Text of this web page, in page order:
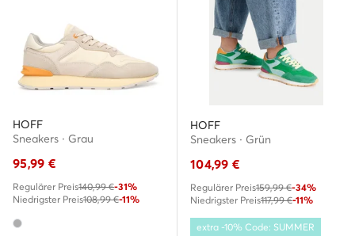
HOFF
Sneakers · Grau
95,99 €
Regulärer Preis140,99 €-31%
Niedrigster Preis108,99 €-11%
HOFF
Sneakers · Grün
104,99 €
Regulärer Preis159,99 €-34%
Niedrigster Preis117,99 €-11%
extra -10% Code: SUMMER